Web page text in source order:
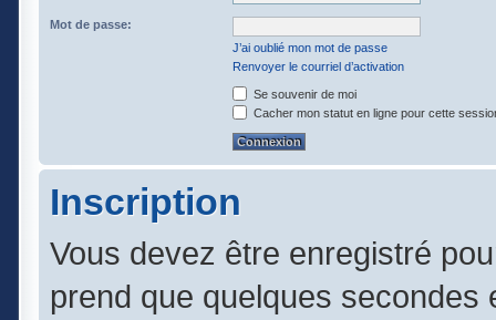
Mot de passe:
J’ai oublié mon mot de passe
Renvoyer le courriel d’activation
Se souvenir de moi
Cacher mon statut en ligne pour cette
Inscription
Vous devez être enregistré
prend que quelques